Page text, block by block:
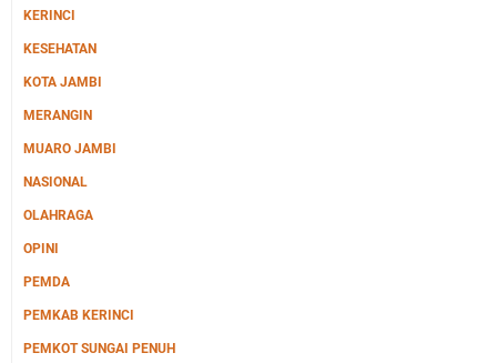
KERINCI
KESEHATAN
KOTA JAMBI
MERANGIN
MUARO JAMBI
NASIONAL
OLAHRAGA
OPINI
PEMDA
PEMKAB KERINCI
PEMKOT SUNGAI PENUH